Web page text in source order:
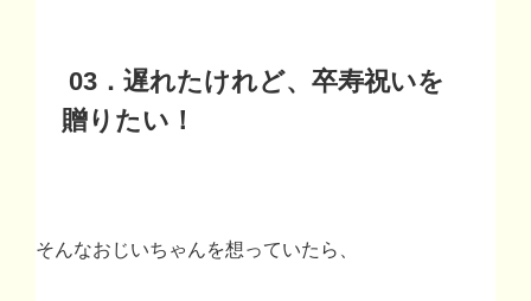
03 ．遅れたけれど、卒寿祝いを
贈りたい！
そんなおじいちゃんを想っていたら、